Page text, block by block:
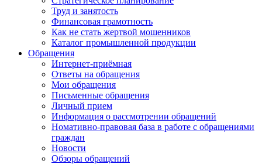
Труд и занятость
Финансовая грамотность
Как не стать жертвой мошенников
Каталог промышленной продукции
Обращения
Интернет-приёмная
Ответы на обращения
Мои обращения
Письменные обращения
Личный прием
Информация о рассмотрении обращений
Номативно-правовая база в работе с обращениями
граждан
Новости
Обзоры обращений